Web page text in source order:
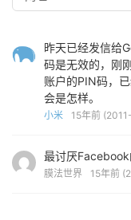
昨天已经发信给
码是无效的，刚
账户的PIN码，
会是怎样。
小米 15年前
最讨厌
膜法世界 15年前